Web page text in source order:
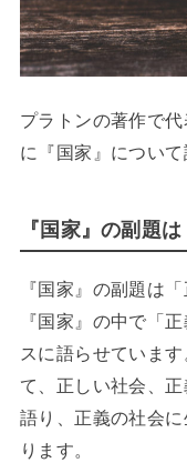
プラトンの著作で
に『国家』について
『国家』の副題
『国家』の副題は
『国家』の中で「
スに語らせていま
て、正しい社会、
語り、正義の社会
ります。